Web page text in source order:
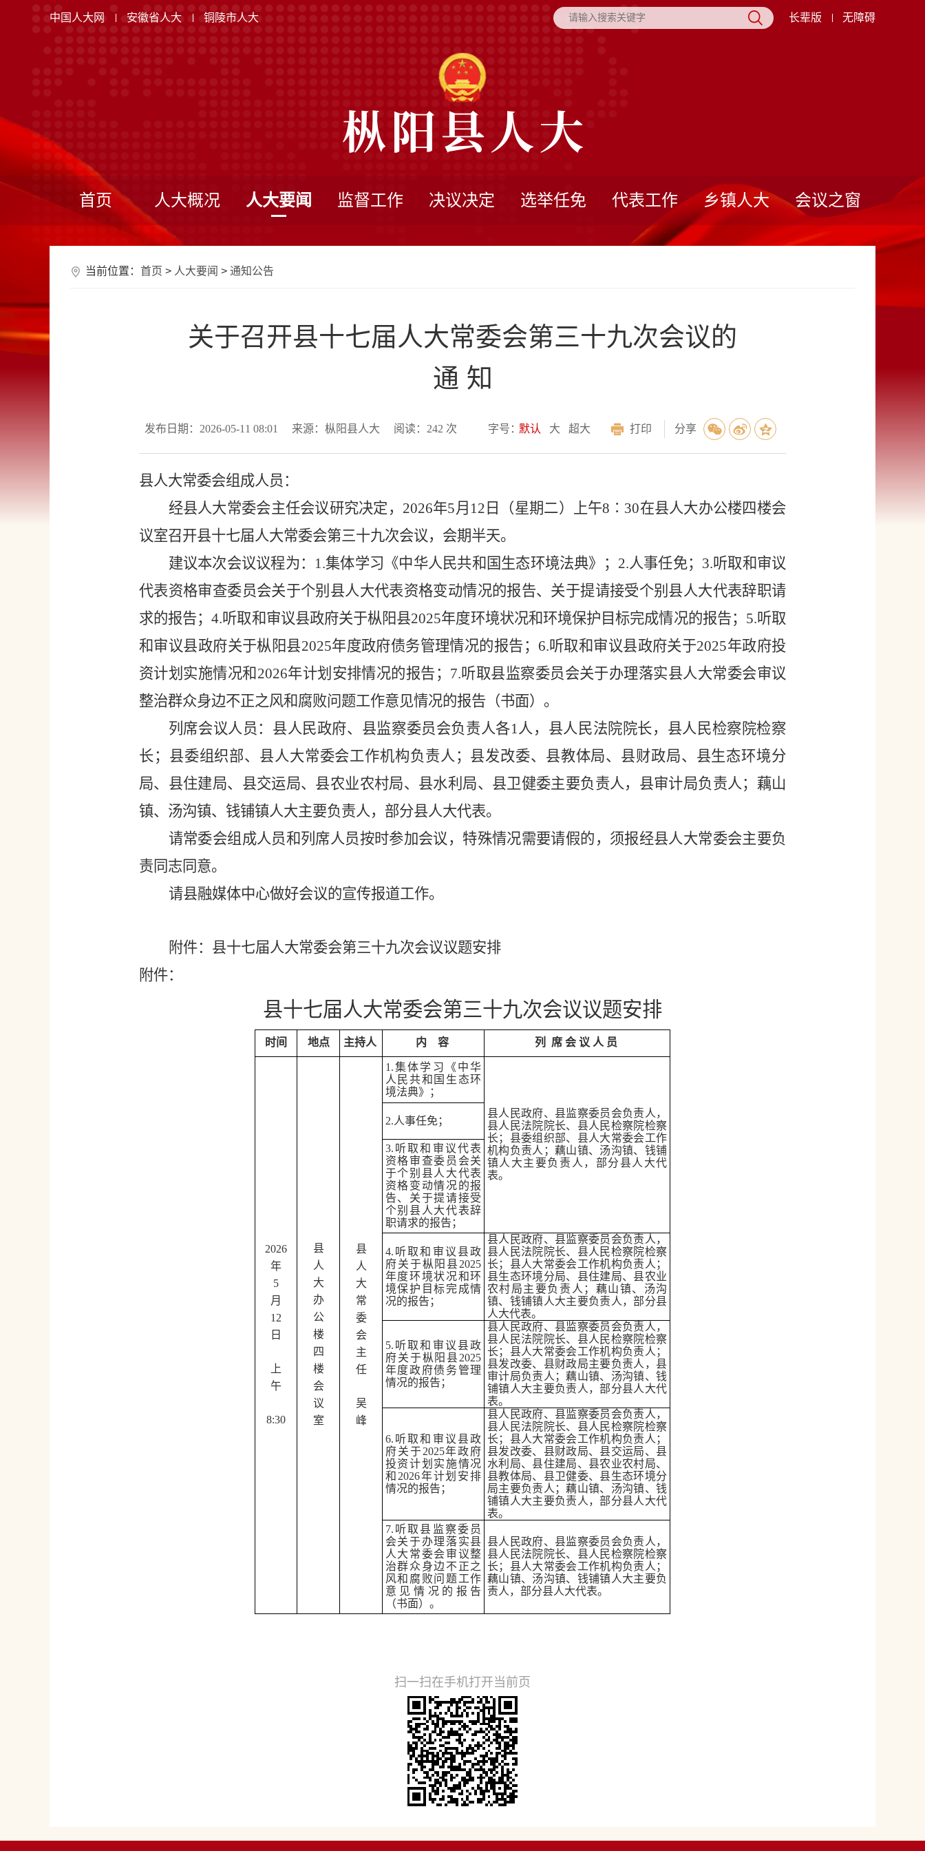
中国人大网 安徽省人大 铜陵市人大 长辈版 无障碍
首页 人大概况 人大要闻 监督工作 决议决定 选举任免 代表工作 乡镇人大 会议之窗
当前位置： 首页 > 人大要闻 > 通知公告
关于召开县十七届人大常委会第三十九次会议的
通 知
发布日期：2026-05-11 08:01 来源：枞阳县人大 阅读： 242 次 字号：默认 大 超大 打印 分享
县人大常委会组成人员：
经县人大常委会主任会议研究决定， 2026年5月12日（星期二）上午8∶30在县人大办公楼四楼会
议室召开县十七届人大常委会第三十九次会议，会期半天。
建议本次会议议程为： 1.集体学习《中华人民共和国生态环境法典》；2.人事任免；3.听取和审议
代表资格审查委员会关于个别县人大代表资格变动情况的报告、 关于提请接受个别县人大代表辞职请
求的报告；4.听取和审议县政府关于枞阳县2025年度环境状况和环境保护目标完成情况的报告；5.听取
和审议县政府关于枞阳县2025年度政府债务管理情况的报告；6.听取和审议县政府关于2025年政府投
资计划实施情况和2026年计划安排情况的报告；7.听取县监察委员会关于办理落实县人大常委会审议
整治群众身边不正之风和腐败问题工作意见情况的报告 （书面）。
列席会议人员： 县人民政府、县监察委员会负责人各1人， 县人民法院院长，县人民检察院检察
长；县委组织部、县人大常委会工作机构负责人；县发改委、县教体局、县财政局、县生态环境分
局、县住建局、县交运局、县农业农村局、县水利局、县卫健委主要负责人，县审计局负责人；藕山
镇、汤沟镇、钱铺镇人大主要负责人，部分县人大代表。
请常委会组成人员和列席人员按时参加会议，特殊情况需要请假的，须报经县人大常委会主要负
责同志同意。
请县融媒体中心做好会议的宣传报道工作。
附件：县十七届人大常委会第三十九次会议议题安排
附件：
县十七届人大常委会第三十九次会议议题安排
时间 地点 主持人 内 容 列 席 会 议 人 员
2026
年
5
月
12
日
上
午
8:30
县
人
大
办
公
楼
四
楼
会
议
室
县
人
大
常
委
会
主
任
吴
峰
1.集体学习《中华
人民共和国生态环
境法典》；
县人民政府、县监察委员会负责人，
县人民法院院长、县人民检察院检察
长；县委组织部、县人大常委会工作
机构负责人；藕山镇、汤沟镇、钱铺
镇人大主要负责人，部分县人大代
表。
2.人事任免；
3.听取和审议代表
资格审查委员会关
于个别县人大代表
资格变动情况的报
告、关于提请接受
个别县人大代表辞
职请求的报告；
4.听取和审议县政
府关于枞阳县2025
年度环境状况和环
境保护目标完成情
况的报告；
县人民政府、县监察委员会负责人，
县人民法院院长、县人民检察院检察
长；县人大常委会工作机构负责人；
县生态环境分局、县住建局、县农业
农村局主要负责人；藕山镇、汤沟
镇、钱铺镇人大主要负责人，部分县
人大代表。
5.听取和审议县政
府关于枞阳县2025
年度政府债务管理
情况的报告；
县人民政府、县监察委员会负责人，
县人民法院院长、县人民检察院检察
长；县人大常委会工作机构负责人；
县发改委、县财政局主要负责人，县
审计局负责人；藕山镇、汤沟镇、钱
铺镇人大主要负责人，部分县人大代
表。
6.听取和审议县政
府关于2025年政府
投资计划实施情况
和2026年计划安排
情况的报告；
县人民政府、县监察委员会负责人，
县人民法院院长、县人民检察院检察
长；县人大常委会工作机构负责人；
县发改委、县财政局、县交运局、县
水利局、县住建局、县农业农村局、
县教体局、县卫健委、县生态环境分
局主要负责人；藕山镇、汤沟镇、钱
铺镇人大主要负责人，部分县人大代
表。
7.听取县监察委员
会关于办理落实县
人大常委会审议整
治群众身边不正之
风和腐败问题工作
意见情况的报告
（书面）。
县人民政府、县监察委员会负责人，
县人民法院院长、县人民检察院检察
长；县人大常委会工作机构负责人；
藕山镇、汤沟镇、钱铺镇人大主要负
责人，部分县人大代表。
扫一扫在手机打开当前页